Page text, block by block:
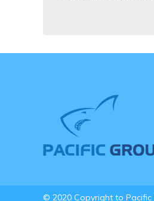
© 2020 Copyright to Pacific